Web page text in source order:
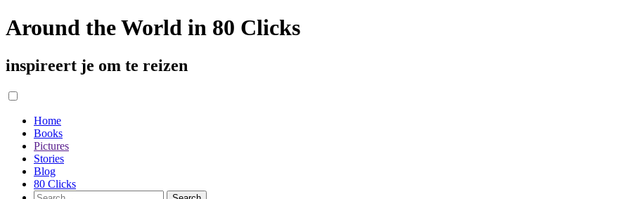
Around the World in 80 Clicks
inspireert je om te reizen
Home
Books
Pictures
Stories
Blog
80 Clicks